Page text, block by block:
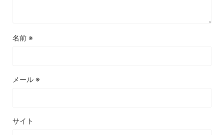
名前 ※
メール ※
サイト